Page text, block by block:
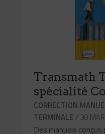
Transmath
spécialité
CORRECTION
TERMINALE / 30
Des manuels